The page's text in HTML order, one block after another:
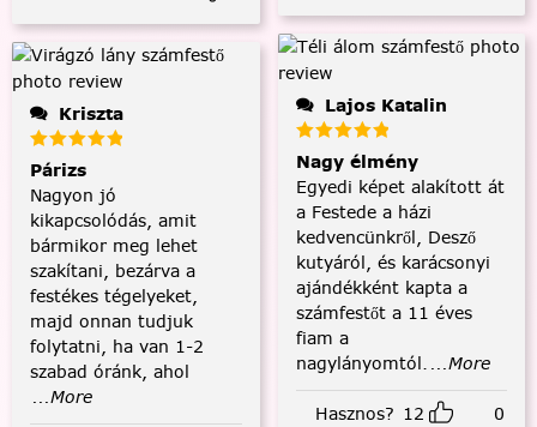
Kriszta
Párizs
Nagyon jó
kikapcsolódás, amit
bármikor meg lehet
szakítani, bezárva a
festékes tégelyeket,
majd onnan tudjuk
folytatni, ha van 1-2
szabad óránk, ahol
...More
Lajos Katalin
Nagy élmény
Egyedi képet alakított át
a Festede a házi
kedvencünkről, Desző
kutyáról, és karácsonyi
ajándékként kapta a
számfestőt a 11 éves
fiam a
nagylányomtól. ...More
Hasznos? 12 0